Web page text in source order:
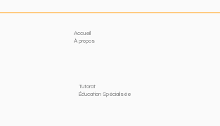
Accueil
À propos
Tutorat
Éducation Spécialisée